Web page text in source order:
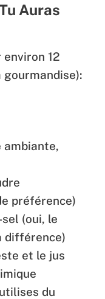
Auras
12
préférence)
(oui, le
différence)
et le jus
du